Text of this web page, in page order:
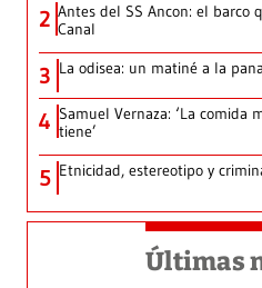
2 Antes del SS Ancon: el barco
Canal
3 La odisea: un matiné a la
4 Samuel Vernaza: ‘La comida
tiene’
5 Etnicidad, estereotipo y
Últimas